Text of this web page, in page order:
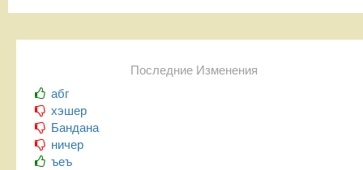
Последние Изменения
абг
хэшер
Бандана
ничер
ъеъ